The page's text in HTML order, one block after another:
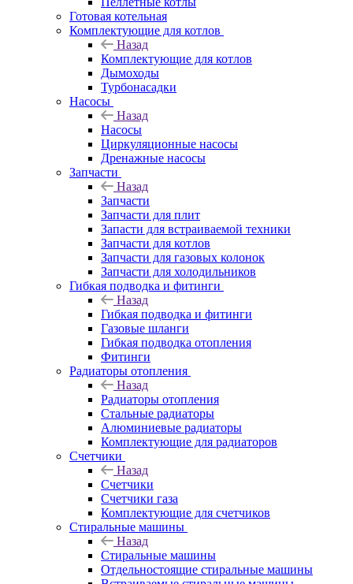
Готовая котельная
Комплектующие для котлов
Назад
Комплектующие для котлов
Дымоходы
Турбонасадки
Насосы
Назад
Насосы
Циркуляционные насосы
Дренажные насосы
Запчасти
Назад
Запчасти
Запчасти для плит
Запасти для встраиваемой техники
Запчасти для котлов
Запчасти для газовых колонок
Запчасти для холодильников
Гибкая подводка и фитинги
Назад
Гибкая подводка и фитинги
Газовые шланги
Гибкая подводка отопления
Фитинги
Радиаторы отопления
Назад
Радиаторы отопления
Стальные радиаторы
Алюминиевые радиаторы
Комплектующие для радиаторов
Счетчики
Назад
Счетчики
Счетчики газа
Комплектующие для счетчиков
Стиральные машины
Назад
Стиральные машины
Отдельностоящие стиральные машины